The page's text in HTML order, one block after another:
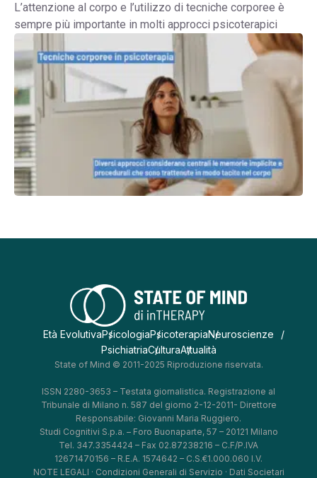
L’attenzione al corpo e l’utilizzo di tecniche corporee è
sempre più importante in molti approcci psicoterapici
Età EvolutivaPsicologiaPsicoterapiaNeuroscienze
PsichiatriaCulturaAttualità
State of Mind © 2011-2025 Riproduzione riservata.
ISSN 2280-3653 – Testata giornalistica. Registrazione al
Tribunale di Milano n. 587 del giorno 2-12-2011- Direttore
Responsabile: Giovanni Maria Ruggiero.
Studi Cognitivi S.p.a. – Foro Buonaparte, 57 – 20121 Milano
Tel. 347.3354424 – Fax 02.87238216 – C.F/P.IVA
12671470156 – R.E.A. 1574642 – C.S.€1.000.060 I.V.
NOTE LEGALI · Condizioni Generali di Servizio · Dati Societari